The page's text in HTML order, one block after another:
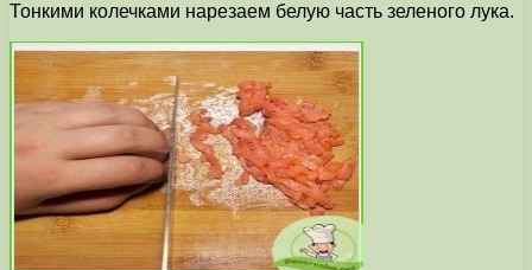
Тонкими колечками нарезаем белую часть зеленого лука.